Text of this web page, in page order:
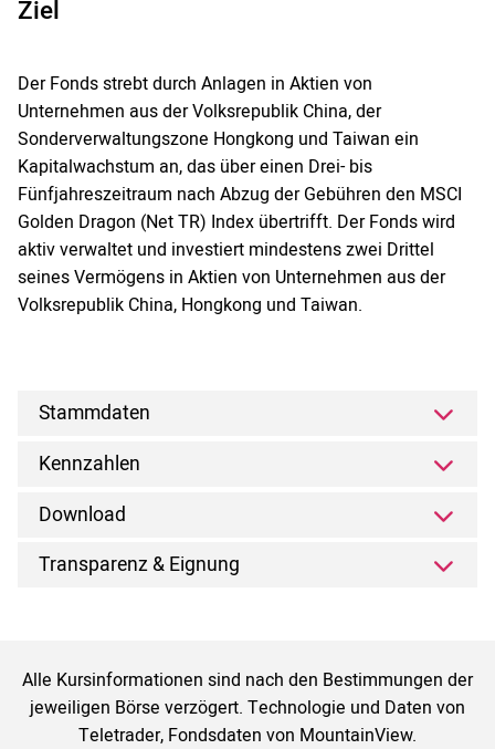
Ziel
Der Fonds strebt durch Anlagen in Aktien von
Unternehmen aus der Volksrepublik China, der
Sonderverwaltungszone Hongkong und Taiwan ein
Kapitalwachstum an, das über einen Drei- bis
Fünfjahreszeitraum nach Abzug der Gebühren den MSCI
Golden Dragon (Net TR) Index übertrifft. Der Fonds wird
aktiv verwaltet und investiert mindestens zwei Drittel
seines Vermögens in Aktien von Unternehmen aus der
Volksrepublik China, Hongkong und Taiwan.
Stammdaten
Kennzahlen
Download
Transparenz & Eignung
Alle Kursinformationen sind nach den Bestimmungen der
jeweiligen Börse verzögert. Technologie und Daten von
Teletrader, Fondsdaten von MountainView.